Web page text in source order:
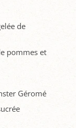
de
pommes et
Géromé